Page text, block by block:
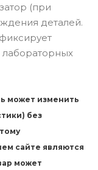
(при
деталей.
лабораторных
может изменить
без
сайте являются
может